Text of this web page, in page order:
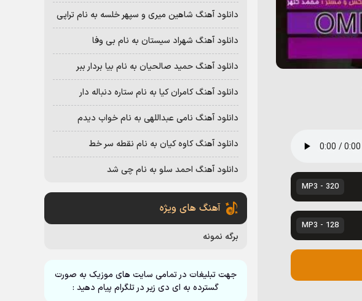
320 - MP3
128 - MP3
دانلود آهنگ شاهین میری و سپهر خلسه به نام تراپی
دانلود آهنگ شهراد سیستان به نام بی وفا
دانلود آهنگ حمید صالحیان به نام بیا بردار ببر
دانلود آهنگ کامران کیا به نام ستاره دنباله دار
دانلود آهنگ نامی عبداللهی به نام خواب دیدم
دانلود آهنگ کاوه کیان به نام نقطه سر خط
دانلود آهنگ احمد سلو به نام چی شد
آهنگ های ویژه
برگه نمونه
جهت تبلیغات در تمامی سایت های موزیک به صورت
گسترده به ای دی زیر در تلگرام پیام دهید :